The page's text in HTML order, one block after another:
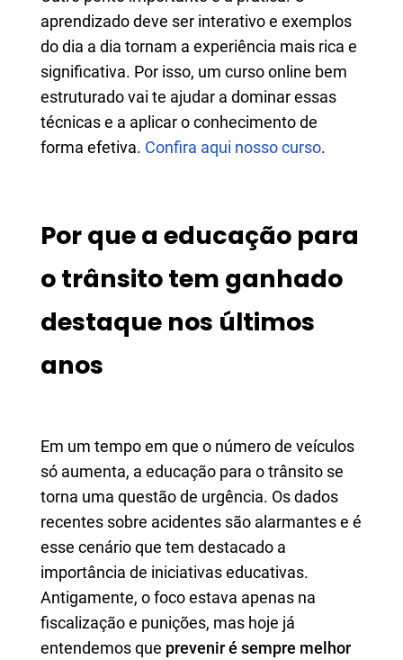
aprendizado deve ser interativo e exemplos
do dia a dia tornam a experiência mais rica e
significativa. Por isso, um curso online bem
estruturado vai te ajudar a dominar essas
técnicas e a aplicar o conhecimento de
forma efetiva. Confira aqui nosso curso.
Por que a educação para
o trânsito tem ganhado
destaque nos últimos
anos
Em um tempo em que o número de veículos
só aumenta, a educação para o trânsito se
torna uma questão de urgência. Os dados
recentes sobre acidentes são alarmantes e é
esse cenário que tem destacado a
importância de iniciativas educativas.
Antigamente, o foco estava apenas na
fiscalização e punições, mas hoje já
entendemos que prevenir é sempre melhor